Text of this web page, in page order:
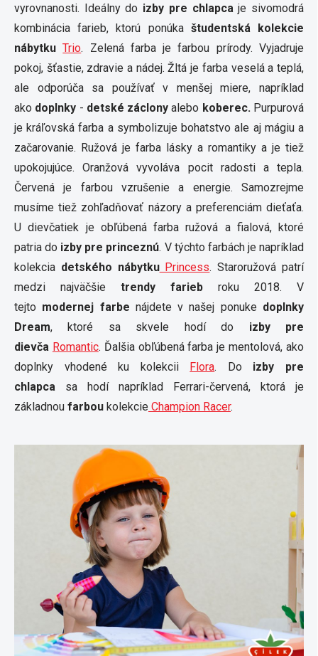
vyrovnanosti. Ideálny do izby pre chlapcaje sivomodrá
kombinácia farieb, ktorú ponúkaštudentská kolekcie
nábytku Trio. Zelená farba je farbou prírody. Vyjadruje
pokoj, šťastie, zdravie a nádej. Žltá je farba veselá a teplá,
ale odporúča sa používať v menšej miere, napríklad
ako doplnky - detské záclony alebo koberec.Purpurová
je kráľovská farba a symbolizuje bohatstvo ale aj mágiu a
začarovanie. Ružová je farba lásky a romantiky a je tiež
upokojujúce. Oranžová vyvoláva pocit radosti a tepla.
Červená je farbou vzrušenie a energie. Samozrejme
musíme tiež zohľadňovať názory a preferenciám dieťaťa.
U dievčatiek je obľúbená farba ružová a fialová, ktoré
patria do izby pre princeznú. V týchto farbách je napríklad
kolekcia detského nábytkuPrincess. Staroružová patrí
medzi najväčšie trendy farieb roku 2018. V
tejto modernej farbe nájdete v našej ponuke doplnky
Dream, ktoré sa skvele hodí do izby pre
dievča Romantic. Ďalšia obľúbená farba je mentolová, ako
doplnky vhodené ku kolekcii Flora. Doizby pre
chlapca sa hodí napríklad Ferrari-červená, ktorá je
základnou farbou kolekcie Champion Racer.